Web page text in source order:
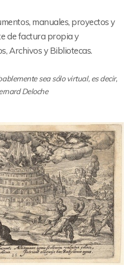
manuales, proyectos y
de factura propia y
Archivos y Bibliotecas.
sea sólo virtual, es decir,
Deloche